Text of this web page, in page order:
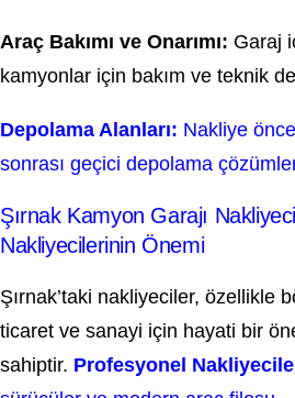
Araç Bakımı ve Onarımı: Garaj
kamyonlar için bakım ve teknik
Depolama Alanları: Nakliye
sonrası geçici depolama
Şırnak Kamyon Garajı
Nakliyecilerinin Önemi
Şırnak’taki nakliyeciler, özellikle
ticaret ve sanayi için hayati bir
sahiptir. Profesyonel